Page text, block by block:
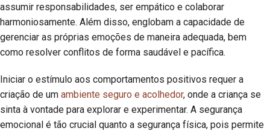
assumir responsabilidades, ser empático e colaborar
harmoniosamente. Além disso, englobam a capacidade de
gerenciar as próprias emoções de maneira adequada, bem
como resolver conflitos de forma saudável e pacífica.
Iniciar o estímulo aos comportamentos positivos requer a
criação de um ambiente seguro e acolhedor, onde a criança se
sinta à vontade para explorar e experimentar. A segurança
emocional é tão crucial quanto a segurança física, pois permite